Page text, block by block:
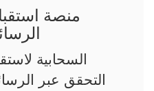
منصة
التحقق عبر